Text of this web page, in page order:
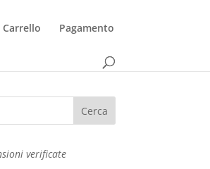
Carrello Pagamento
verificate